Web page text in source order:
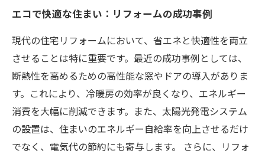
エコで快適な住まい：リフォームの成功事例
現代の住宅リフォームにおいて、省エネと快適性を両立
させることは特に重要です。最近の成功事例としては、
断熱性を高めるための高性能な窓やドアの導入がありま
す。これにより、冷暖房の効率が良くなり、エネルギー
消費を大幅に削減できます。また、太陽光発電システム
の設置は、住まいのエネルギー自給率を向上させるだけ
でなく、電気代の節約にも寄与します。 さらに、リフォ